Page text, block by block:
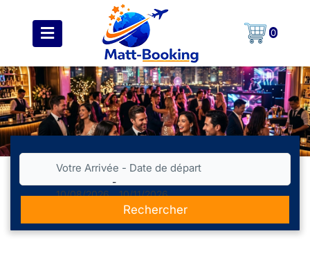
0
Votre Arrivée - Date de départ
10/08/2026
-
10/11/2026
Rechercher